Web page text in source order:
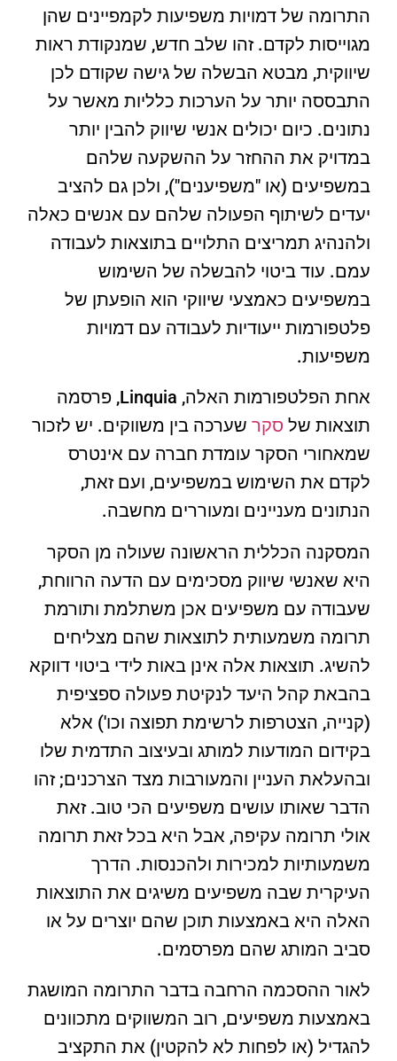
התרומה של דמויות משפיעות לקמפיינים שהן
מגוייסות לקדם. זהו שלב חדש, שמנקודת ראות
שיווקית, מבטא הבשלה של גישה שקודם לכן
התבססה יותר על הערכות כלליות מאשר על
נתונים. כיום יכולים אנשי שיווק להבין יותר
במדויק את ההחזר על ההשקעה שלהם
במשפיעים (או "משפיענים"), ולכן גם להציב
יעדים לשיתוף הפעולה שלהם עם אנשים כאלה
ולהנהיג תמריצים התלויים בתוצאות לעבודה
עמם. עוד ביטוי להבשלה של השימוש
במשפיעים כאמצעי שיווקי הוא הופעתן של
פלטפורמות ייעודיות לעבודה עם דמויות
משפיעות.
אחת הפלטפורמות האלה, Linquia, פרסמה
תוצאות של סקר שערכה בין משווקים. יש לזכור
שמאחורי הסקר עומדת חברה עם אינטרס
לקדם את השימוש במשפיעים, ועם זאת,
הנתונים מעניינים ומעוררים מחשבה.
המסקנה הכללית הראשונה שעולה מן הסקר
היא שאנשי שיווק מסכימים עם הדעה הרווחת,
שעבודה עם משפיעים אכן משתלמת ותורמת
תרומה משמעותית לתוצאות שהם מצליחים
להשיג. תוצאות אלה אינן באות לידי ביטוי דווקא
בהבאת קהל היעד לנקיטת פעולה ספציפית
(קנייה, הצטרפות לרשימת תפוצה וכו') אלא
בקידום המודעות למותג ובעיצוב התדמית שלו
ובהעלאת העניין והמעורבות מצד הצרכנים; זהו
הדבר שאותו עושים משפיעים הכי טוב. זאת
אולי תרומה עקיפה, אבל היא בכל זאת תרומה
משמעותיות למכירות ולהכנסות. הדרך
העיקרית שבה משפיעים משיגים את התוצאות
האלה היא באמצעות תוכן שהם יוצרים על או
סביב המותג שהם מפרסמים.
לאור ההסכמה הרחבה בדבר התרומה המושגת
באמצעות משפיעים, רוב המשווקים מתכוונים
להגדיל (או לפחות לא להקטין) את התקציב